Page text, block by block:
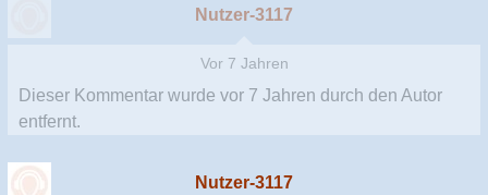
Nutzer-3117
Vor 7 Jahren
Dieser Kommentar wurde vor 7 Jahren durch den Autor
entfernt.
Nutzer-3117